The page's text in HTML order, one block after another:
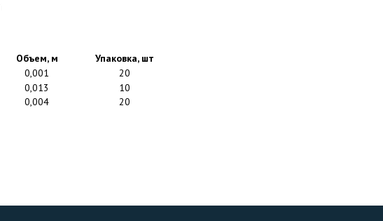
Объем, м
Упаковка, шт
0,001
20
0,013
10
0,004 20